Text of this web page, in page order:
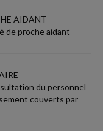
AIDANT
de proche aidant -
du personnel
couverts par